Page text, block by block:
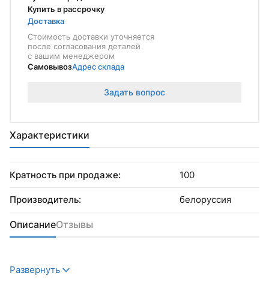
Характеристики
Кратность при продаже: 100
Производитель: белоруссия
Купить в рассрочку
Доставка
Стоимость доставки уточняется
после согласования деталей
с вашим менеджером
СамовывозАдрес склада
Задать вопрос
ОписаниеОтзывы
Развернуть